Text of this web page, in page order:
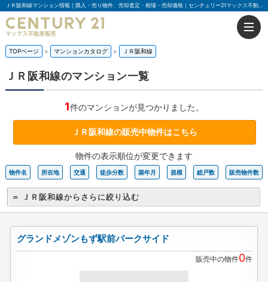
ＪＲ阪和線マンション情報｜購入・売り物件、売却査定・相場・売却価格｜センチュリー21マックス不動産販売
TOPページ マンションカタログ ＪＲ阪和線
ＪＲ阪和線のマンション一覧
1件のマンションが見つかりました。
ＪＲ阪和線の販売中物件はこちら
物件の表示順位が変更できます
物件名 所在地 交通 徒歩分数 築年月 規模 総戸数 販売物件数
＝ ＪＲ阪和線からさらに絞り込む
グランドメゾンもず駅前パークサイド
販売中の物件0件